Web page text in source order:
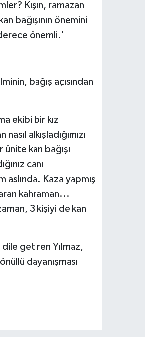
Kışın, ramazan
bağışının önemini
önemli.'
bağış açısından
ekibi bir kız
alkışladığımızı
kan bağışı
canı
Kaza yapmış
kahraman...
3 kişiyi de kan
dile getiren Yılmaz,
dayanışması